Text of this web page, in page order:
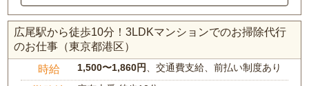
広尾駅から徒歩10分！3LDKマンションでのお掃除代行
のお仕事（東京都港区）
時給 1,500〜1,860円、交通費支給、前払い制度あり